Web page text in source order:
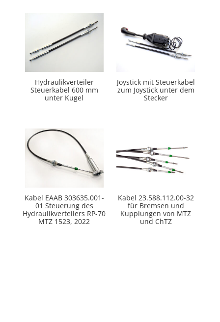
Hydraulikverteiler
Steuerkabel 600 mm
unter Kugel
Joystick mit Steuerkabel
zum Joystick unter dem
Stecker
Kabel ЕААВ 303635.001-
01 Steuerung des
Hydraulikverteilers RP-70
MTZ 1523, 2022
Kabel 23.588.112.00-32
für Bremsen und
Kupplungen von MTZ
und ChTZ